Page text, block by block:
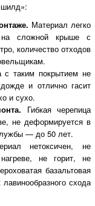
Материал легко
сложной крыше с
количество отходов
с таким покрытием не
и отлично гасит
и сухо.
Гибкая черепица
не деформируется в
— до 50 лет.
нетоксичен, не
не горит, не
базальтовая
схода